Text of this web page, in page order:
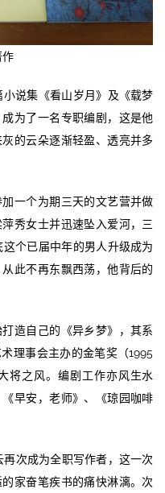
作
说集《看山岁月》及《载梦
为了一名专职编剧，这是他
的云朵逐渐轻盈、透亮并多
一个为期三天的文艺营并做
秀女士并迅速坠入爱河，三
个已届中年的男人升级成为
此不再东飘西荡，他背后的
造自己的《异乡梦》，其系
理事会主办的金笔奖（1995
将之风。编剧工作亦风生水
早安，老师》、《琼园咖啡
次成为全职写作者，这一次
家奋笔疾书的痛快淋漓。次